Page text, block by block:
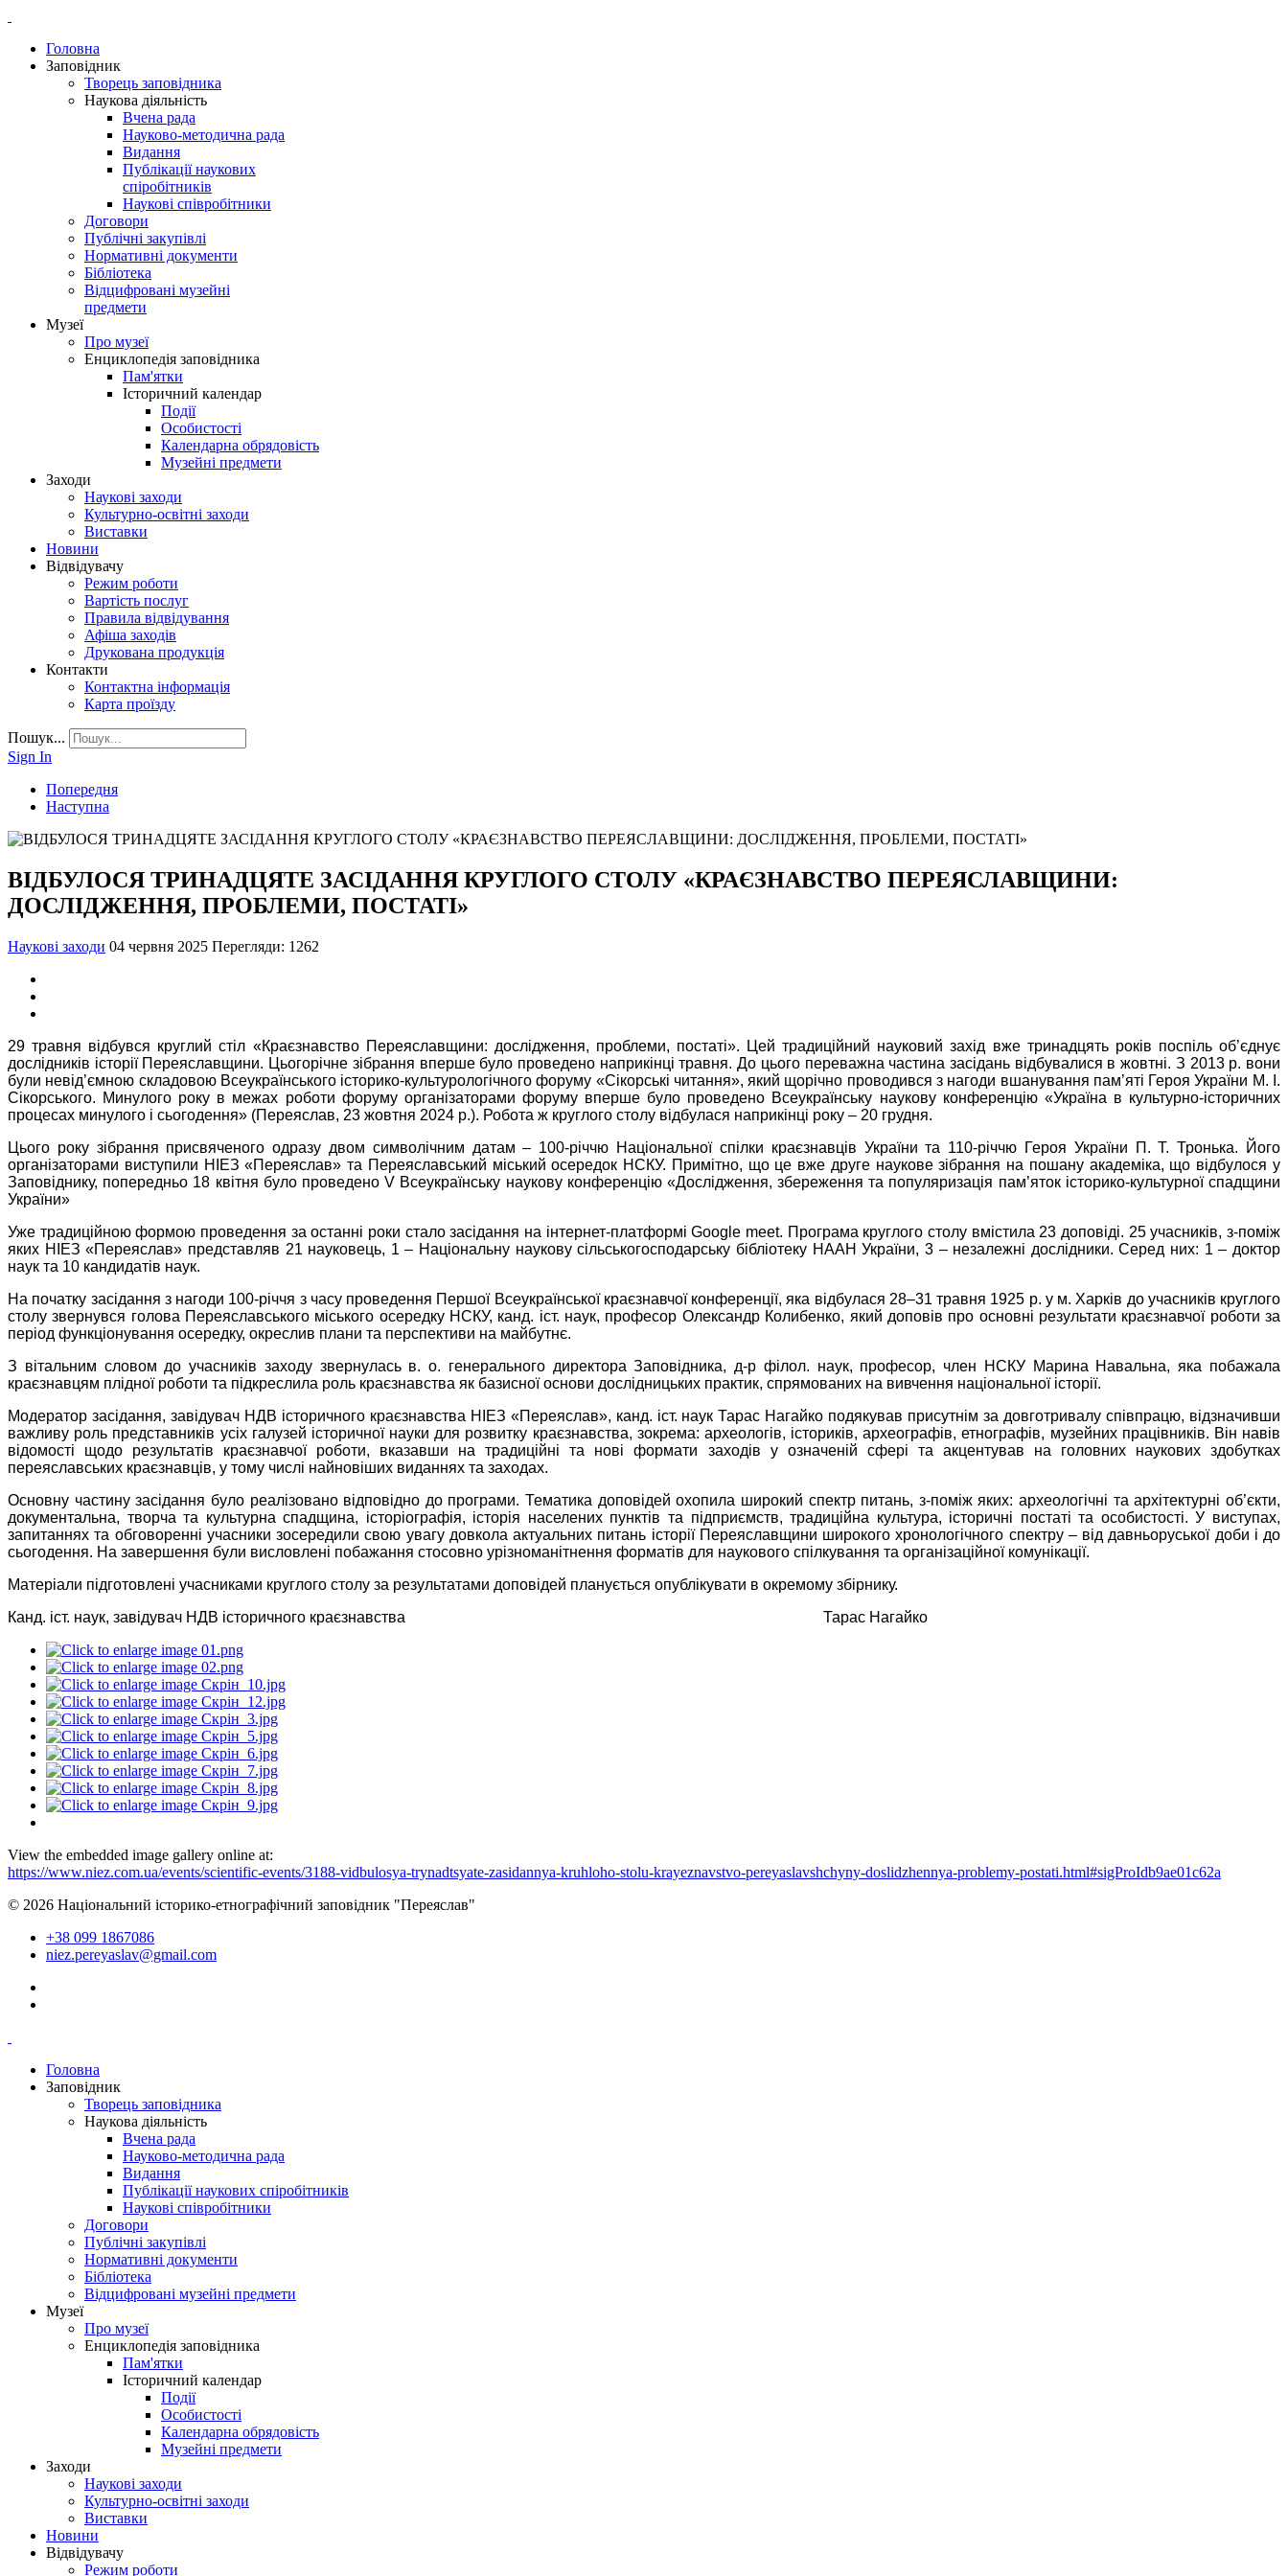
Головна
Заповідник
Творець заповідника
Наукова діяльність
Вчена рада
Науково-методична рада
Видання
Публікації наукових
спіробітників
Наукові співробітники
Договори
Публічні закупівлі
Нормативні документи
Бібліотека
Відцифровані музейні
предмети
Музеї
Про музеї
Енциклопедія заповідника
Пам'ятки
Історичний календар
Події
Особистості
Календарна обрядовість
Музейні предмети
Заходи
Наукові заходи
Культурно-освітні заходи
Виставки
Новини
Відвідувачу
Режим роботи
Вартість послуг
Правила відвідування
Афіша заходів
Друкована продукція
Контакти
Контактна інформація
Карта проїзду
Пошук...
Sign In
Попередня
Наступна
ВІДБУЛОСЯ ТРИНАДЦЯТЕ ЗАСІДАННЯ КРУГЛОГО СТОЛУ «КРАЄЗНАВСТВО ПЕРЕЯСЛАВЩИНИ:
ДОСЛІДЖЕННЯ, ПРОБЛЕМИ, ПОСТАТІ»
Наукові заходи 04 червня 2025 Перегляди: 1262
29 травня відбувся круглий стіл «Краєзнавство Переяславщини: дослідження, проблеми, постаті». Цей традиційний науковий захід вже тринадцять років поспіль об’єднує
дослідників історії Переяславщини. Цьогорічне зібрання вперше було проведено наприкінці травня. До цього переважна частина засідань відбувалися в жовтні. З 2013 р. вони
були невід’ємною складовою Всеукраїнського історико-культурологічного форуму «Сікорські читання», який щорічно проводився з нагоди вшанування пам’яті Героя України М. І.
Сікорського. Минулого року в межах роботи форуму організаторами форуму вперше було проведено Всеукраїнську наукову конференцію «Україна в культурно-історичних
процесах минулого і сьогодення» (Переяслав, 23 жовтня 2024 р.). Робота ж круглого столу відбулася наприкінці року – 20 грудня.
Цього року зібрання присвяченого одразу двом символічним датам – 100-річчю Національної спілки краєзнавців України та 110-річчю Героя України П. Т. Тронька. Його
організаторами виступили НІЕЗ «Переяслав» та Переяславський міський осередок НСКУ. Примітно, що це вже друге наукове зібрання на пошану академіка, що відбулося у
Заповіднику, попередньо 18 квітня було проведено V Всеукраїнську наукову конференцію «Дослідження, збереження та популяризація пам’яток історико-культурної спадщини
України»
Уже традиційною формою проведення за останні роки стало засідання на інтернет-платформі Google meet. Програма круглого столу вмістила 23 доповіді. 25 учасників, з-поміж
яких НІЕЗ «Переяслав» представляв 21 науковець, 1 – Національну наукову сільськогосподарську бібліотеку НААН України, 3 – незалежні дослідники. Серед них: 1 – доктор
наук та 10 кандидатів наук.
На початку засідання з нагоди 100-річчя з часу проведення Першої Всеукраїнської краєзнавчої конференції, яка відбулася 28–31 травня 1925 р. у м. Харків до учасників круглого
столу звернувся голова Переяславського міського осередку НСКУ, канд. іст. наук, професор Олександр Колибенко, який доповів про основні результати краєзнавчої роботи за
період функціонування осередку, окреслив плани та перспективи на майбутнє.
З вітальним словом до учасників заходу звернулась в. о. генерального директора Заповідника, д-р філол. наук, професор, член НСКУ Марина Навальна, яка побажала
краєзнавцям плідної роботи та підкреслила роль краєзнавства як базисної основи дослідницьких практик, спрямованих на вивчення національної історії.
Модератор засідання, завідувач НДВ історичного краєзнавства НІЕЗ «Переяслав», канд. іст. наук Тарас Нагайко подякував присутнім за довготривалу співпрацю, відзначивши
важливу роль представників усіх галузей історичної науки для розвитку краєзнавства, зокрема: археологів, істориків, археографів, етнографів, музейних працівників. Він навів
відомості щодо результатів краєзнавчої роботи, вказавши на традиційні та нові формати заходів у означеній сфері та акцентував на головних наукових здобутках
переяславських краєзнавців, у тому числі найновіших виданнях та заходах.
Основну частину засідання було реалізовано відповідно до програми. Тематика доповідей охопила широкий спектр питань, з-поміж яких: археологічні та архітектурні об’єкти,
документальна, творча та культурна спадщина, історіографія, історія населених пунктів та підприємств, традиційна культура, історичні постаті та особистості. У виступах,
запитаннях та обговоренні учасники зосередили свою увагу довкола актуальних питань історії Переяславщини широкого хронологічного спектру – від давньоруської доби і до
сьогодення. На завершення були висловлені побажання стосовно урізноманітнення форматів для наукового спілкування та організаційної комунікації.
Матеріали підготовлені учасниками круглого столу за результатами доповідей планується опублікувати в окремому збірнику.
Канд. іст. наук, завідувач НДВ історичного краєзнавства Тарас Нагайко
View the embedded image gallery online at:
https://www.niez.com.ua/events/scientific-events/3188-vidbulosya-trynadtsyate-zasidannya-kruhloho-stolu-krayeznavstvo-pereyaslavshchyny-doslidzhennya-problemy-postati.html#sigProIdb9ae01c62a
© 2026 Національний історико-етнографічний заповідник "Переяслав"
+38 099 1867086
niez.pereyaslav@gmail.com
Головна
Заповідник
Творець заповідника
Наукова діяльність
Вчена рада
Науково-методична рада
Видання
Публікації наукових спіробітників
Наукові співробітники
Договори
Публічні закупівлі
Нормативні документи
Бібліотека
Відцифровані музейні предмети
Музеї
Про музеї
Енциклопедія заповідника
Пам'ятки
Історичний календар
Події
Особистості
Календарна обрядовість
Музейні предмети
Заходи
Наукові заходи
Культурно-освітні заходи
Виставки
Новини
Відвідувачу
Режим роботи